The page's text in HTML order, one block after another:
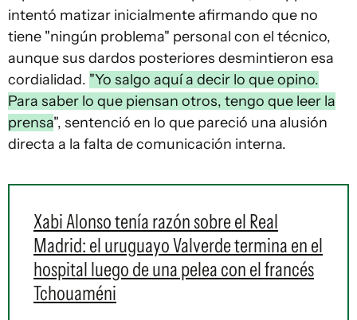
intentó matizar inicialmente afirmando que no
tiene "ningún problema" personal con el técnico,
aunque sus dardos posteriores desmintieron esa
cordialidad. "Yo salgo aquí a decir lo que opino.
Para saber lo que piensan otros, tengo que leer la
prensa", sentenció en lo que pareció una alusión
directa a la falta de comunicación interna.
Xabi Alonso tenía razón sobre el Real
Madrid: el uruguayo Valverde termina en el
hospital luego de una pelea con el francés
Tchouaméni